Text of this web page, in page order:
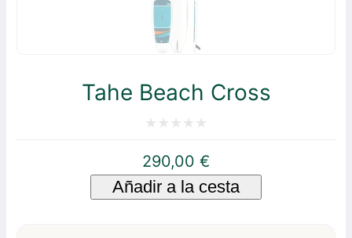
Tahe Beach Cross
con
0
290,00 €
Añadir a la cesta